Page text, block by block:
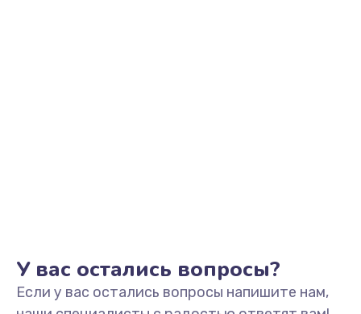
У вас остались вопросы?
Если у вас остались вопросы напишите нам,